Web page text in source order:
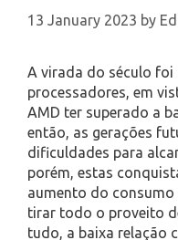
13 January 2023 by
A virada do século foi
processadores, em
AMD ter superado a
então, as gerações
dificuldades para
porém, estas
aumento do consumo
tirar todo o proveito
tudo, a baixa relação